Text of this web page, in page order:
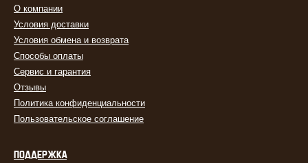
О компании
Условия доставки
Условия обмена и возврата
Способы оплаты
Сервис и гарантия
Отзывы
Политика конфиденциальности
Пользовательское соглашение
ПОДДЕРЖКА